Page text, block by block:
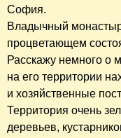
София.
Владычный
процветающем
Расскажу немного о
на его территории
и хозяйственные
Территория очень
деревьев,